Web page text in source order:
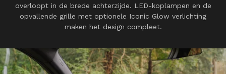
overloopt in de brede achterzijde. LED-koplampen en de
opvallende grille met optionele Iconic Glow verlichting
maken het design compleet.